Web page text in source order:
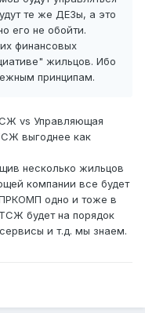
те же ДЕЗы, а это
его не обойти.
финансовых
жильцов. Ибо
принципам.
vs Управляющая
выгоднее как
несколько жильцов
компании все будет
одно и тоже в
будет на порядок
и т.д. мы знаем.